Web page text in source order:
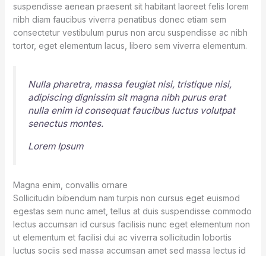
suspendisse aenean praesent sit habitant laoreet felis lorem
nibh diam faucibus viverra penatibus donec etiam sem
consectetur vestibulum purus non arcu suspendisse ac nibh
tortor, eget elementum lacus, libero sem viverra elementum.
Nulla pharetra, massa feugiat nisi, tristique nisi,
adipiscing dignissim sit magna nibh purus erat
nulla enim id consequat faucibus luctus volutpat
senectus montes.
Lorem Ipsum
Magna enim, convallis ornare
Sollicitudin bibendum nam turpis non cursus eget euismod
egestas sem nunc amet, tellus at duis suspendisse commodo
lectus accumsan id cursus facilisis nunc eget elementum non
ut elementum et facilisi dui ac viverra sollicitudin lobortis
luctus sociis sed massa accumsan amet sed massa lectus id